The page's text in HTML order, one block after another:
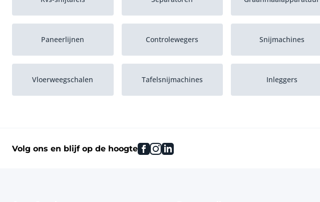
Paneerlijnen Controlewegers Snijmachines
Vloerweegschalen Tafelsnijmachines Inleggers
Eiwitteer- en
Volg ons en blijf op de hoogte facebook
instagram
linkedin